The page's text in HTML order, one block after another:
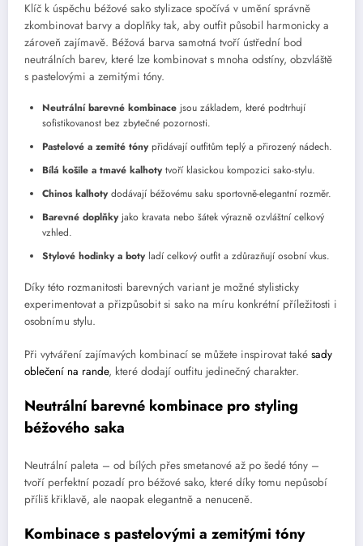
Klíč k úspěchu béžové sako stylizace spočívá v umění správně
zkombinovat barvy a doplňky tak, aby outfit působil harmonicky a
zároveň zajímavě. Béžová barva samotná tvoří ústřední bod
neutrálních barev, které lze kombinovat s mnoha odstíny, obzvláště
s pastelovými a zemitými tóny.
Neutrální barevné kombinace jsou základem, které podtrhují
sofistikovanost bez zbytečné pozornosti.
Pastelové a zemité tónypřidávají outfitům teplý a přirozený nádech.
Bílá košile a tmavé kalhotytvoří klasickou kompozici sako-stylu.
Chinos kalhotydodávají béžovému saku sportovně-elegantní rozměr.
Barevné doplňkyjako kravata nebo šátek výrazně ozvláštní celkový
vzhled.
Stylové hodinky a botyladí celkový outfit a zdůrazňují osobní vkus.
Díky této rozmanitosti barevných variant je možné stylisticky
experimentovat a přizpůsobit si sako na míru konkrétní příležitosti i
osobnímu stylu.
Při vytváření zajímavých kombinací se můžete inspirovat také sady
oblečení na rande, které dodají outfitu jedinečný charakter.
Neutrální barevné kombinace pro styling
béžového saka
Neutrální paleta – od bílých přes smetanové až po šedé tóny –
tvoří perfektní pozadí pro béžové sako, které díky tomu nepůsobí
příliš křiklavě, ale naopak elegantně a nenuceně.
Kombinace s pastelovými a zemitými tóny